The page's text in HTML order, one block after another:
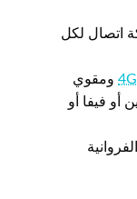
اتصال لكل
ومقوي
أو فيفا أو